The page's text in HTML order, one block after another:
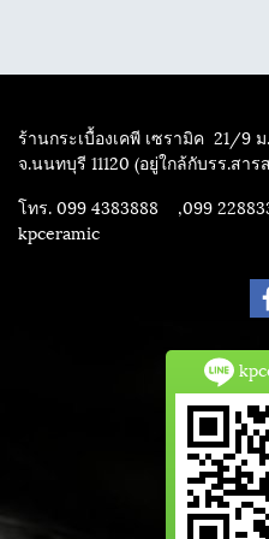
ร้านกระเบื้องเคพี เซรามิค 21/9 ม
จ.นนทบุรี 11120 (อยู่ใกล้กับรร.สา
โทร. 099 4383888 ,099
kpceramic